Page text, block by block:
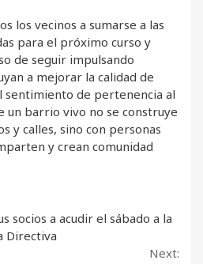
los vecinos a sumarse a las
para el próximo curso y
de seguir impulsando
a mejorar la calidad de
sentimiento de pertenencia al
un barrio vivo no se construye
y calles, sino con personas
y crean comunidad
socios a acudir el sábado a la
Directiva
Next: